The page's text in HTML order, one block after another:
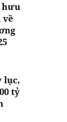
hưu
về
lục,
tỷ